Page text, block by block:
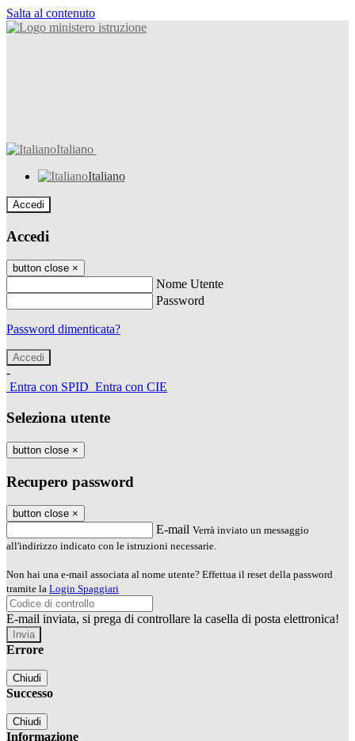
Salta al contenuto
Italiano
Italiano
Accedi
Accedi
button close ×
Nome Utente
Password
Password dimenticata?
-
Entra con SPID Entra con CIE
Seleziona utente
button close ×
Recupero password
button close ×
E-mail Verrà inviato un messaggio
all'indirizzo indicato con le istruzioni necessarie.
Non hai una e-mail associata al nome utente? Effettua il reset della password
tramite la Login Spaggiari
E-mail inviata, si prega di controllare la casella di posta elettronica!
Errore
Chiudi
Successo
Chiudi
Informazione